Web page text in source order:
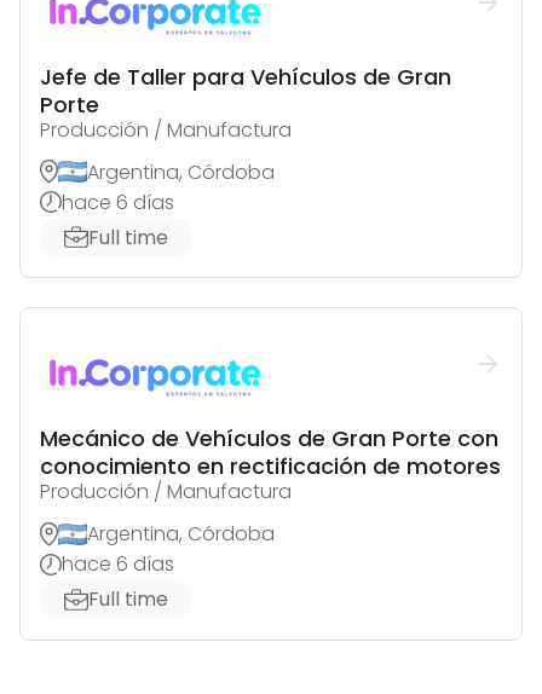
Jefe de Taller para Vehículos de Gran
Porte
Producción / Manufactura
Argentina, Córdoba
hace 6 días
Full time
Mecánico de Vehículos de Gran Porte con
conocimiento en rectificación de motores
Producción / Manufactura
Argentina, Córdoba
hace 6 días
Full time